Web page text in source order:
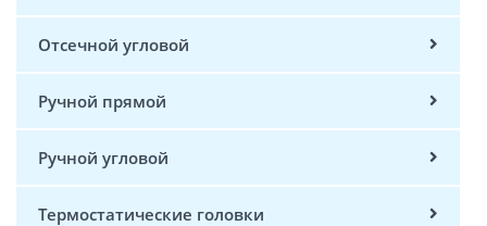
Отсечной угловой
Ручной прямой
Ручной угловой
Термостатические головки